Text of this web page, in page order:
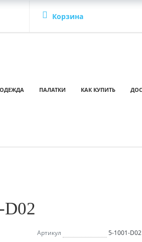
Корзина
ОДЕЖДА ПАЛАТКИ КАК КУПИТЬ
D02
Артикул
5-1001-D02